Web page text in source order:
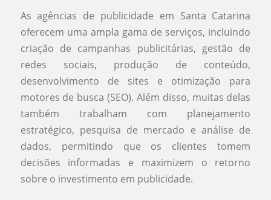
As agências de publicidade em Santa Catarina
oferecem uma ampla gama de serviços, incluindo
criação de campanhas publicitárias, gestão de
redes sociais, produção de conteúdo,
desenvolvimento de sites e otimização para
motores de busca (SEO). Além disso, muitas delas
também trabalham com planejamento
estratégico, pesquisa de mercado e análise de
dados, permitindo que os clientes tomem
decisões informadas e maximizem o retorno
sobre o investimento em publicidade.